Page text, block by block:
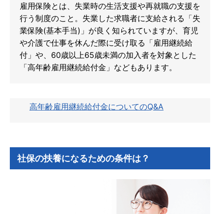
雇用保険とは、失業時の生活支援や再就職の支援を
行う制度のこと。失業した求職者に支給される「失
業保険(基本手当)」が良く知られていますが、育児
や介護で仕事を休んだ際に受け取る「雇用継続給
付」や、60歳以上65歳未満の加入者を対象とした
「高年齢雇用継続給付金」などもあります。
高年齢雇用継続給付金についてのQ&A
社保の扶養になるための条件は？